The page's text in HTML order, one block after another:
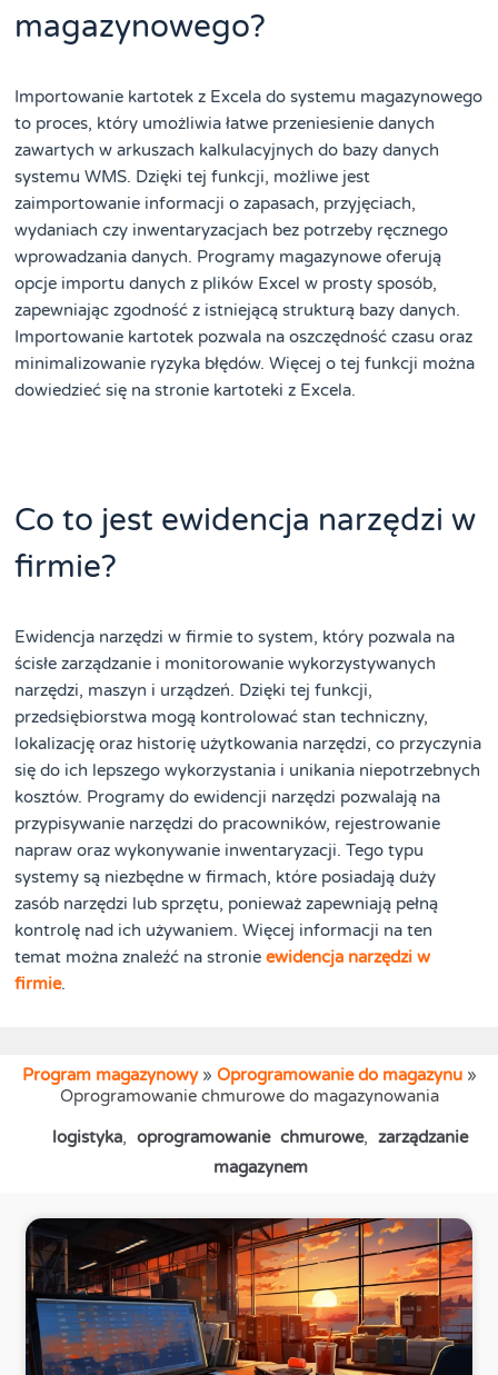
magazynowego?
Importowanie kartotek z Excela do systemu magazynowego
to proces, który umożliwia łatwe przeniesienie danych
zawartych w arkuszach kalkulacyjnych do bazy danych
systemu WMS. Dzięki tej funkcji, możliwe jest
zaimportowanie informacji o zapasach, przyjęciach,
wydaniach czy inwentaryzacjach bez potrzeby ręcznego
wprowadzania danych. Programy magazynowe oferują
opcje importu danych z plików Excel w prosty sposób,
zapewniając zgodność z istniejącą strukturą bazy danych.
Importowanie kartotek pozwala na oszczędność czasu oraz
minimalizowanie ryzyka błędów. Więcej o tej funkcji można
dowiedzieć się na stronie kartoteki z Excela.
Co to jest ewidencja narzędzi w
firmie?
Ewidencja narzędzi w firmie to system, który pozwala na
ścisłe zarządzanie i monitorowanie wykorzystywanych
narzędzi, maszyn i urządzeń. Dzięki tej funkcji,
przedsiębiorstwa mogą kontrolować stan techniczny,
lokalizację oraz historię użytkowania narzędzi, co przyczynia
się do ich lepszego wykorzystania i unikania niepotrzebnych
kosztów. Programy do ewidencji narzędzi pozwalają na
przypisywanie narzędzi do pracowników, rejestrowanie
napraw oraz wykonywanie inwentaryzacji. Tego typu
systemy są niezbędne w firmach, które posiadają duży
zasób narzędzi lub sprzętu, ponieważ zapewniają pełną
kontrolę nad ich używaniem. Więcej informacji na ten
temat można znaleźć na stronieewidencja narzędzi w
firmie.
Program magazynowy» Oprogramowanie do magazynu»
Oprogramowanie chmurowe do magazynowania
logistyka, oprogramowanie chmurowe, zarządzanie
magazynem